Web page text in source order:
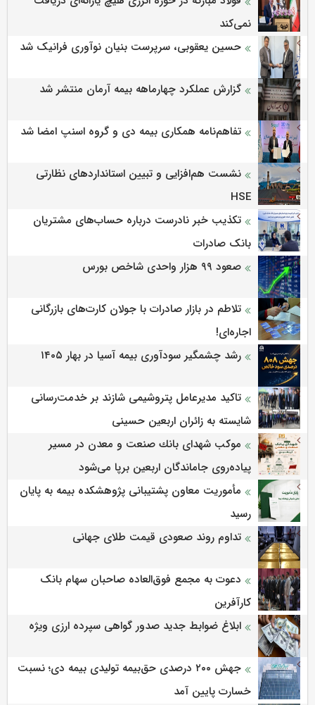
نمی‌کند
حسین یعقوبی، سرپرست بنیان نوآوری فرانیک شد
گزارش عملکرد چهارماهه بیمه آرمان منتشر شد
تفاهم‌نامه همکاری بیمه دی و گروه اسنپ امضا شد
نشست هم‌افزایی و تبیین استانداردهای نظارتی
HSE
تکذیب خبر نادرست درباره حساب‌های مشتریان
بانک صادرات
صعود ۹۹ هزار واحدی شاخص بورس
تلاطم در بازار صادرات با جولان کارت‌های بازرگانی
اجاره‌ای!
رشد چشمگیر سودآوری بیمه آسیا در بهار ۱۴۰۵
تاکید مدیرعامل پتروشیمی شازند بر خدمت‌رسانی
شایسته به زائران اربعین حسینی
موكب شهدای بانك صنعت و معدن در مسیر
پیاده‌روی جاماندگان اربعین برپا می‌شود
مأموریت معاون پشتیبانی پژوهشكده بیمه به پایان
رسید
تداوم روند صعودی قیمت طلای جهانی
دعوت به مجمع فوق‌العاده صاحبان سهام بانک
کارآفرین
ابلاغ ضوابط جدید صدور گواهی سپرده ارزی ویژه
جهش ۲۰۰ درصدی حق‌بیمه تولیدی بیمه دی؛ نسبت
خسارت پایین آمد